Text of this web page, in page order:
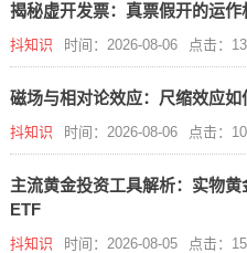
揭秘虚开发票：真票假开的运作
抖知识 时间：2026-08-06 点击：13
磁场与相对论效应：尺缩效应
抖知识 时间：2026-08-06 点击：10
主流黄金投资工具解析：实物
ETF
抖知识 时间：2026-08-05 点击：15